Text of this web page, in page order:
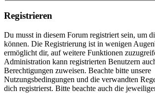
Registrieren
Du musst in diesem Forum registriert sein, um
können. Die Registrierung ist in wenigen
ermöglicht dir, auf weitere Funktionen
Administration kann registrierten Benutzern
Berechtigungen zuweisen. Beachte bitte unsere
Nutzungsbedingungen und die verwandten
dich registrierst. Bitte beachte auch die